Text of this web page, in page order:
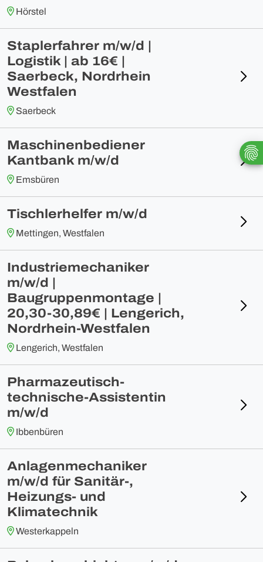
Hörstel
Staplerfahrer m/w/d |
Logistik | ab 16€ |
Saerbeck, Nordrhein
Westfalen
Saerbeck
Maschinenbediener
Kantbank m/w/d
Emsbüren
Tischlerhelfer m/w/d
Mettingen, Westfalen
Industriemechaniker
m/w/d |
Baugruppenmontage |
20,30-30,89€ | Lengerich,
Nordrhein-Westfalen
Lengerich, Westfalen
Pharmazeutisch-
technische-Assistentin
m/w/d
Ibbenbüren
Anlagenmechaniker
m/w/d für Sanitär-,
Heizungs- und
Klimatechnik
Westerkappeln